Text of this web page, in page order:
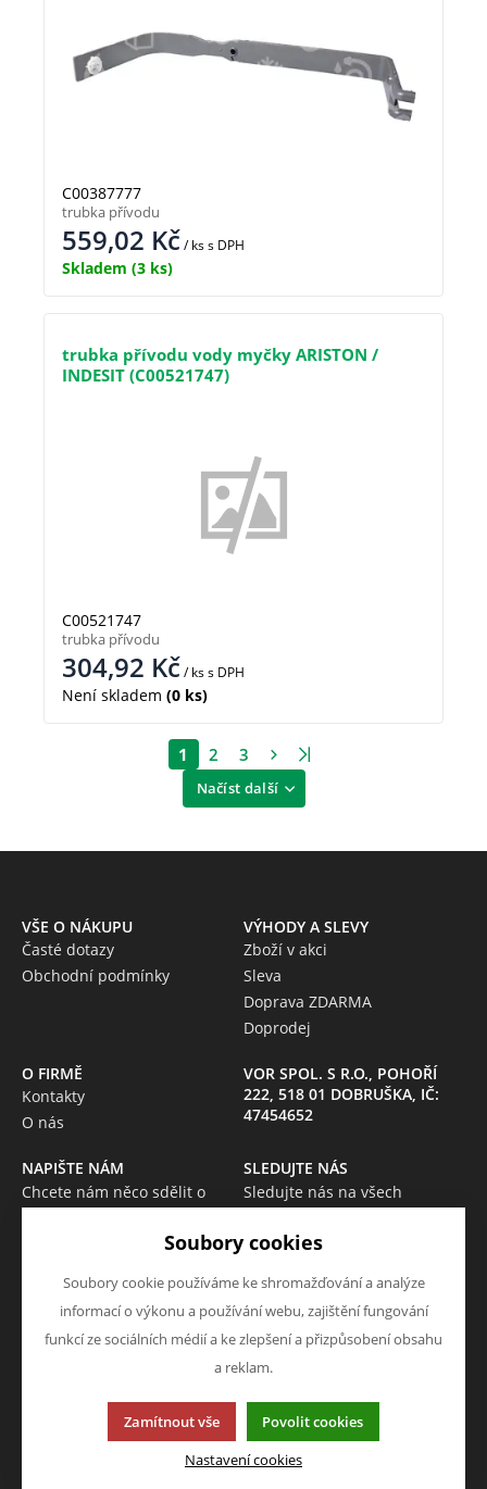
C00387777
559,02 Kč/ kss DPH
Skladem (3 ks)
trubka přívodu
trubka přívodu vody myčky ARISTON /
INDESIT (C00521747)
C00521747
304,92 Kč/ kss DPH
Není skladem (0 ks)
trubka přívodu
Načíst další
1 2 3
VŠE O NÁKUPU
Časté dotazy
Obchodní podmínky
VÝHODY A SLEVY
Zboží v akci
Sleva
Doprava ZDARMA
Doprodej
O FIRMĚ
Kontakty
O nás
VOR SPOL. S R.O., POHOŘÍ
222, 518 01 DOBRUŠKA, IČ:
47454652
NAPIŠTE NÁM
Chcete nám něco sdělit o
shopu? Neváhejte napsat.
Chci napsat zprávu
SLEDUJTE NÁS
Sledujte nás na všech
neunikne!
Tato stránka používá soubory cookies. Klikněte pro více
© 2013-2026 Internetový obchod VOR-OPRAVELEKTRO
Soubory cookies
Soubory cookie používáme ke shromažďování a analýze
informací o výkonu a používání webu, zajištění fungování
funkcí ze sociálních médií a ke zlepšení a přizpůsobení obsahu
a reklam.
Zamítnout vše Povolit cookies
Nastavení cookies